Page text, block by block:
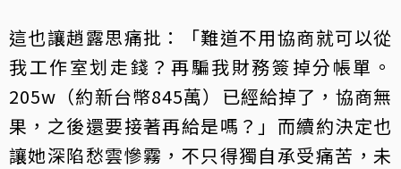
這也讓趙露思痛批：「難道不用協商就可以從
我工作室划走錢？再騙我財務簽掉分帳單。
205w（約新台幣845萬）已經給掉了，協商無
果，之後還要接著再給是嗎？」而續約決定也
讓她深陷愁雲慘霧，不只得獨自承受痛苦，未